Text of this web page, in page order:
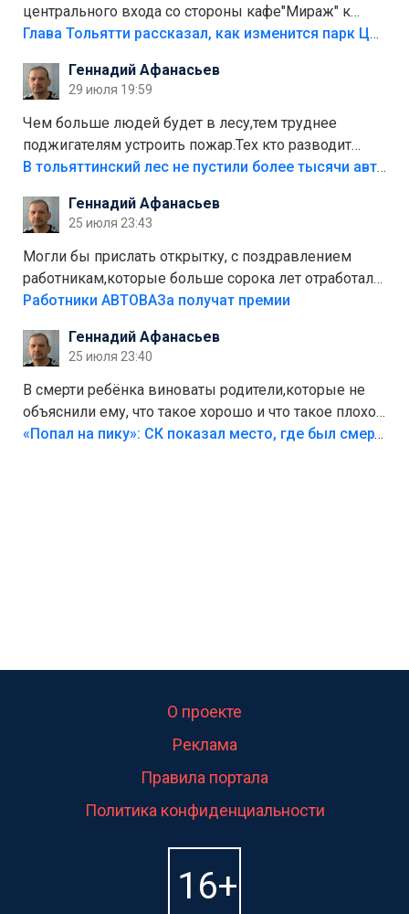
центрального входа со стороны кафе"Мираж" к
аттракционам слабо доделать?А то бордюры
лежала в парке и испортилась.Да еще,видимо,часть
украли.
Глава Тольятти рассказал, как изменится парк Центрального района
Геннадий Афанасьев
29 июля 19:59
Чем больше людей будет в лесу,тем труднее
поджигателям устроить пожар.Тех кто разводит
костры,тех надо безбожно штрафовать.Камер полно
Штрафы мизерные.
В тольяттинский лес не пустили более тысячи автомобилей
Геннадий Афанасьев
25 июля 23:43
Могли бы прислать открытку, с поздравлением
работникам,которые больше сорока лет отработали
на предприятии.
Работники АВТОВАЗа получат премии
Геннадий Афанасьев
25 июля 23:40
В смерти ребёнка виноваты родители,которые не
объяснили ему, что такое хорошо и что такое плохо!
Лезть через такой забор,верх безумия,есть же
«Попал на пику»: СК показал место, где был смертельно травмирован ребенок в Тольятти
О проекте
Реклама
Правила портала
Политика конфиденциальности